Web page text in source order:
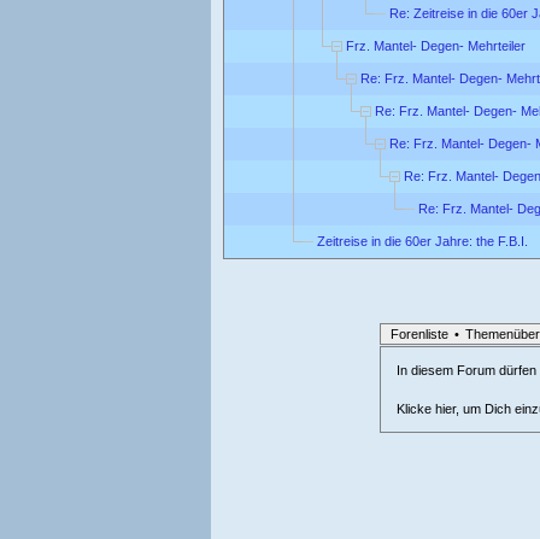
Re: Zeitreise in die 60er
Frz. Mantel- Degen- Mehrteiler
Re: Frz. Mantel- Degen-
Re: Frz. Mantel- Degen-
Re: Frz. Mantel- Degen-
Re: Frz. Mantel-
Re: Frz. Mantel-
Zeitreise in die 60er Jahre: the F.B.I.
Forenliste •
In diesem Forum
Klicke hier, um Dich